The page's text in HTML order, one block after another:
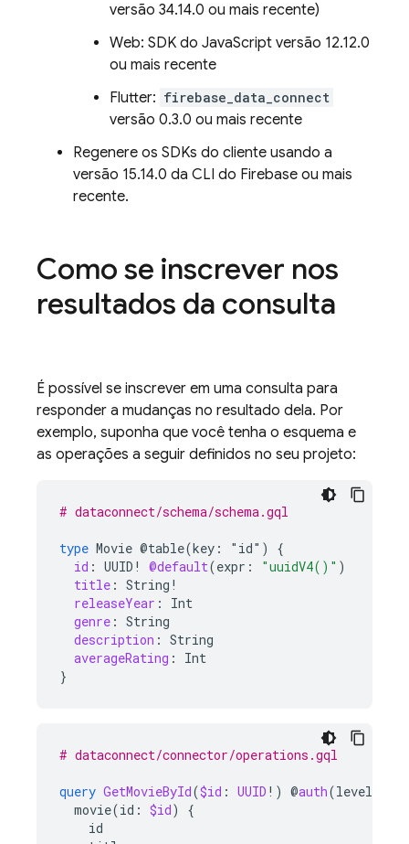
versão 34.14.0 ou mais recente)
Web: SDK do JavaScript versão 12.12.0
ou mais recente
Flutter: firebase_data_connect
versão 0.3.0 ou mais recente
Regenere os SDKs do cliente usando a
versão 15.14.0 da CLI do Firebase ou mais
recente.
Como se inscrever nos
resultados da consulta
É possível se inscrever em uma consulta para
responder a mudanças no resultado dela. Por
exemplo, suponha que você tenha o esquema e
as operações a seguir definidos no seu projeto:
# dataconnect/schema/schema.gql
type Movie @table(key: "id")
{
id : UUID ! @default(expr : "uuidV4()" )
title : String !
releaseYear :
Int
genre : String
description : String
averageRating :
Int
}
# dataconnect/connector/operations.gql
query GetMovieById($id : UUID !) @auth(level
movie(id : $id)
{
id